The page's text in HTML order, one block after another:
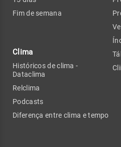
Fim de semana
Clima
Históricos de clima -
Dataclima
Relclima
Podcasts
Diferença entre clima e tempo